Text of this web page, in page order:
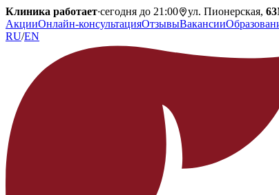
Клиника работает·сегодня до 21:00 ул. Пионерская, 63
АкцииОнлайн-консультацияОтзывыВакансии
RU/EN